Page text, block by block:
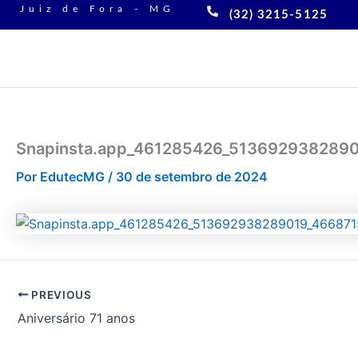
para
Juiz de Fora - MG (32) 3215-5125
Por EdutecMG / 30 de setembro de 2024
PREVIOUS
Aniversário 71 anos